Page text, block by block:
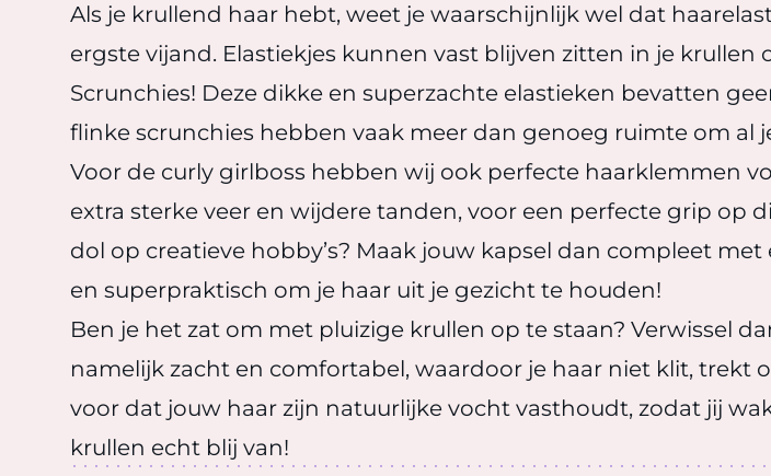
Als je krullend haar hebt, weet je waarschijnlijk wel dat
ergste vijand. Elastiekjes kunnen vast blijven zitten in je krullen
Scrunchies! Deze dikke en superzachte elastieken bevatten
flinke scrunchies hebben vaak meer dan genoeg ruimte om al
Voor de curly girlboss hebben wij ook perfecte haarklemmen
extra sterke veer en wijdere tanden, voor een perfecte grip op
dol op creatieve hobby’s? Maak jouw kapsel dan compleet
en superpraktisch om je haar uit je gezicht te houden!
Ben je het zat om met pluizige krullen op te staan? Verwissel
namelijk zacht en comfortabel, waardoor je haar niet klit, trekt
voor dat jouw haar zijn natuurlijke vocht vasthoudt, zodat jij
krullen echt blij van!